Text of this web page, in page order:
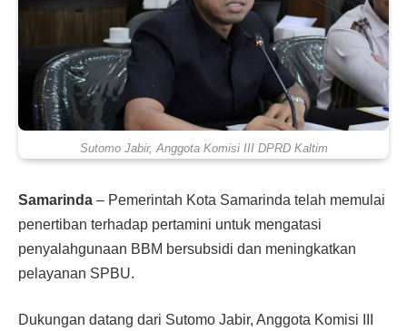
Sutomo Jabir, Anggota Komisi III DPRD Kaltim
Samarinda – Pemerintah Kota Samarinda telah memulai
penertiban terhadap pertamini untuk mengatasi
penyalahgunaan BBM bersubsidi dan meningkatkan
pelayanan SPBU.
Dukungan datang dari Sutomo Jabir, Anggota Komisi III